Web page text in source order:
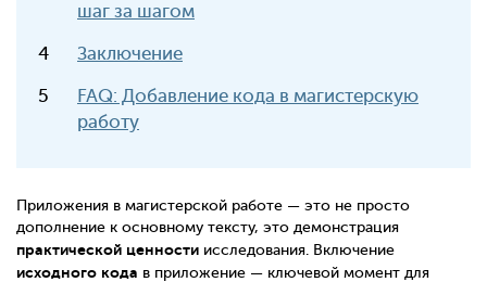
шаг за шагом
Заключение
FAQ: Добавление кода в магистерскую
работу
Приложения в магистерской работе — это не просто
дополнение к основному тексту, это демонстрация
практической ценности исследования. Включение
исходного кода в приложение — ключевой момент для